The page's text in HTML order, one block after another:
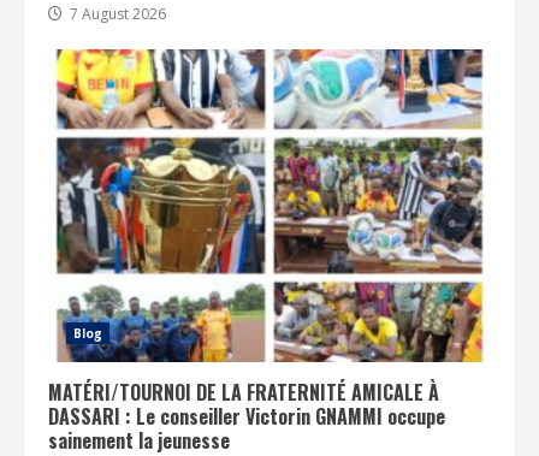
7 August 2026
Blog
MATÉRI/TOURNOI DE LA FRATERNITÉ AMICALE À
DASSARI : Le conseiller Victorin GNAMMI occupe
sainement la jeunesse